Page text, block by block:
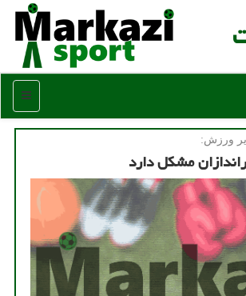
منو
ورزش:
مشکل دارد